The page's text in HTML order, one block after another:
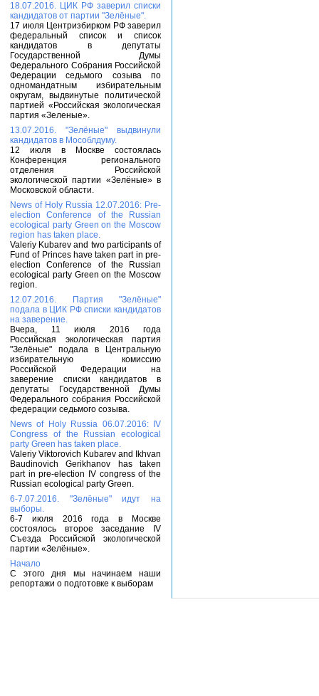
18.07.2016. ЦИК РФ заверил списки
кандидатов от партии "Зелёные".
17 июля Центризбирком РФ заверил
федеральный список и список
кандидатов в депутаты
Государственной Думы
Федерального Собрания Российской
Федерации седьмого созыва по
одномандатным избирательным
округам, выдвинутые политической
партией «Российская экологическая
партия «Зеленые».
13.07.2016. "Зелёные" выдвинули
кандидатов в Мособлдуму.
12 июля в Москве состоялась
Конференция регионального
отделения Российской
экологической партии «Зелёные» в
Московской области.
News of Holy Russia 12.07.2016: Pre-
election Conference of the Russian
ecological party Green on the Moscow
region has taken place.
Valeriy Kubarev and two participants of
Fund of Princes have taken part in pre-
election Conference of the Russian
ecological party Green on the Moscow
region.
12.07.2016. Партия "Зелёные"
подала в ЦИК РФ списки кандидатов
на заверение.
Вчера, 11 июля 2016 года
Российская экологическая партия
"Зелёные" подала в Центральную
избирательную комиссию
Российской Федерации на
заверение списки кандидатов в
депутаты Государственной Думы
Федерального собрания Российской
федерации седьмого созыва.
News of Holy Russia 06.07.2016: IV
Congress of the Russian ecological
party Green has taken place.
Valeriy Viktorovich Kubarev and Ikhvan
Baudinovich Gerikhanov has taken
part in pre-election IV congress of the
Russian ecological party Green.
6-7.07.2016. "Зелёные" идут на
выборы.
6-7 июля 2016 года в Москве
состоялось второе заседание IV
Съезда Российской экологической
партии «Зелёные».
Начало
С этого дня мы начинаем наши
репортажи о подготовке к выборам